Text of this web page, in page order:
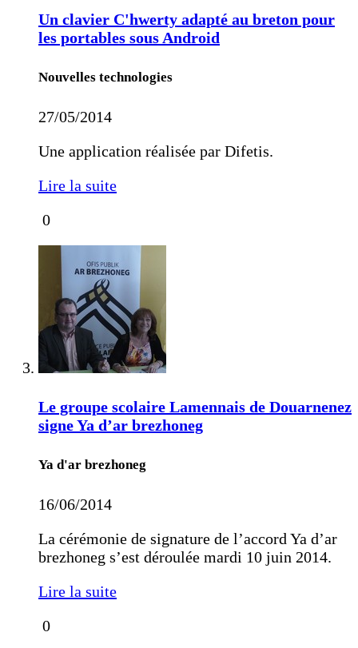
Un clavier C'hwerty adapté au breton pour
les portables sous Android
Nouvelles technologies
27/05/2014
Une application réalisée par Difetis.
Lire la suite
0
Le groupe scolaire Lamennais de Douarnenez
signe Ya d’ar brezhoneg
Ya d'ar brezhoneg
16/06/2014
La cérémonie de signature de l’accord Ya d’ar
brezhoneg s’est déroulée mardi 10 juin 2014.
Lire la suite
0